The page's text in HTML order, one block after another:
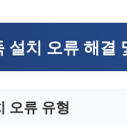
설치 오류 해결
오류 유형